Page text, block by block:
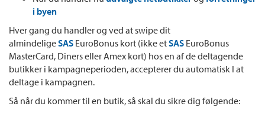
i byen
Hver gang du handler og ved at swipe dit
almindeligeSAS EuroBonus kort (ikke etSAS EuroBonus
MasterCard, Diners eller Amex kort) hos en af de deltagende
butikker i kampagneperioden, accepterer du automatisk I at
deltage i kampagnen.
Så når du kommer til en butik, så skal du sikre dig følgende: